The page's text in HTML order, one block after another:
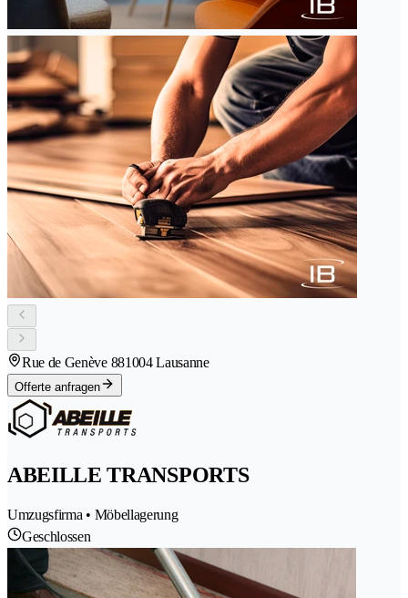
Rue de Genève 881004 Lausanne
Offerte anfragen
ABEILLE TRANSPORTS
Umzugsfirma • Möbellagerung
Geschlossen